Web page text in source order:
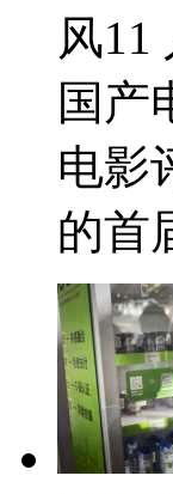
风11
国产
电影
的首